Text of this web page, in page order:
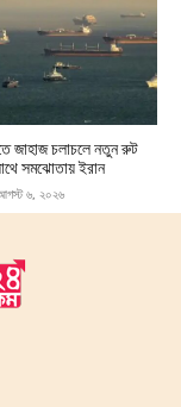
জাহাজ চলাচলে নতুন রুট
সমঝোতায় ইরান
৬, ২০২৬